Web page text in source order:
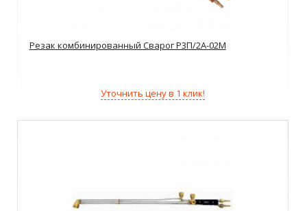
Резак комбинированный Сварог Р3П/2А-02М
Уточнить цену в 1 клик!